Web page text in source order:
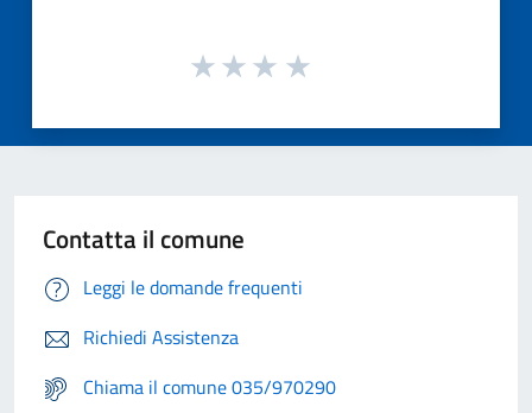
Contatta il comune
Leggi le domande frequenti
Richiedi Assistenza
Chiama il comune 035/970290